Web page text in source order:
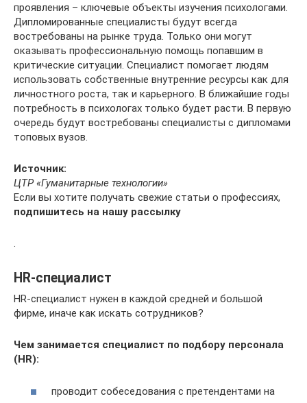
проявления – ключевые объекты изучения психологами.
Дипломированные специалисты будут всегда
востребованы на рынке труда. Только они могут
оказывать профессиональную помощь попавшим в
критические ситуации. Специалист помогает людям
использовать собственные внутренние ресурсы как для
личностного роста, так и карьерного. В ближайшие годы
потребность в психологах только будет расти. В первую
очередь будут востребованы специалисты с дипломами
топовых вузов.
Источник:
ЦТР «Гуманитарные технологии»
Если вы хотите получать свежие статьи о профессиях,
подпишитесь на нашу рассылку
.
HR-специалист
HR-специалист нужен в каждой средней и большой
фирме, иначе как искать сотрудников?
Чем занимается специалист по подбору персонала
(HR):
проводит собеседования с претендентами на